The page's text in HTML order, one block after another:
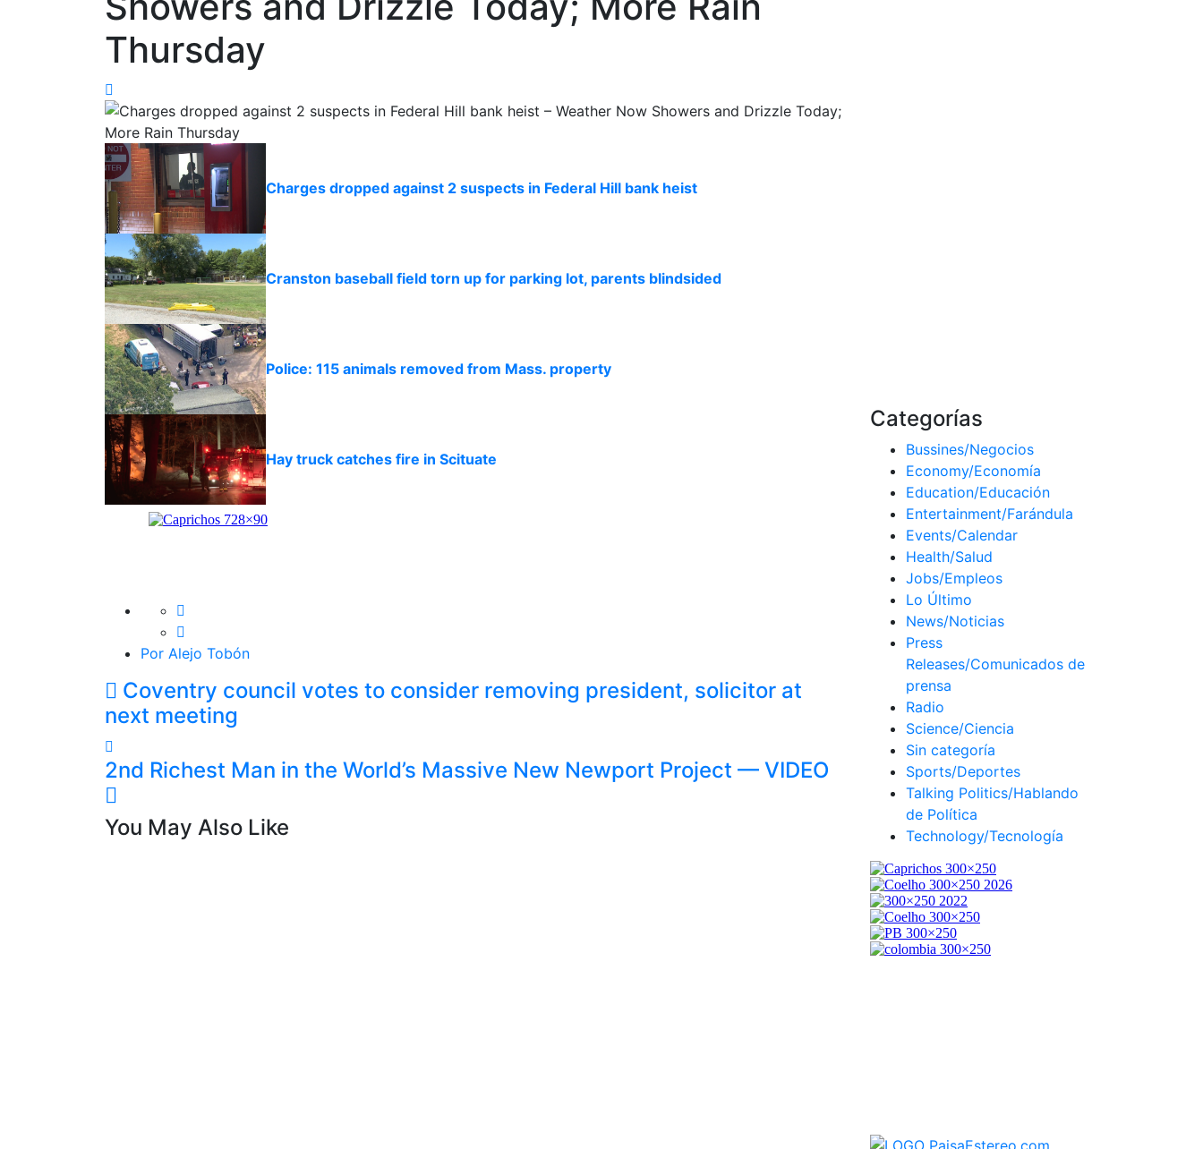
Thursday
Charges dropped against 2 suspects in Federal Hill bank heist
Cranston baseball field torn up for parking lot, parents blindsided
Police: 115 animals removed from Mass. property
Hay truck catches fire in Scituate
Por Alejo Tobón
Coventry council votes to consider removing president, solicitor at
next meeting
2nd Richest Man in the World’s Massive New Newport Project — VIDEO
You May Also Like
Categorías
Bussines/Negocios
Economy/Economía
Education/Educación
Entertainment/Farándula
Events/Calendar
Health/Salud
Jobs/Empleos
Lo Último
News/Noticias
Press
Releases/Comunicados de
prensa
Radio
Science/Ciencia
Sin categoría
Sports/Deportes
Talking Politics/Hablando
de Política
Technology/Tecnología